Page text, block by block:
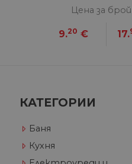
Цена за
9.20 € 17.
КАТЕГОРИИ
Баня
Кухня
G_ENABLED_IDPS